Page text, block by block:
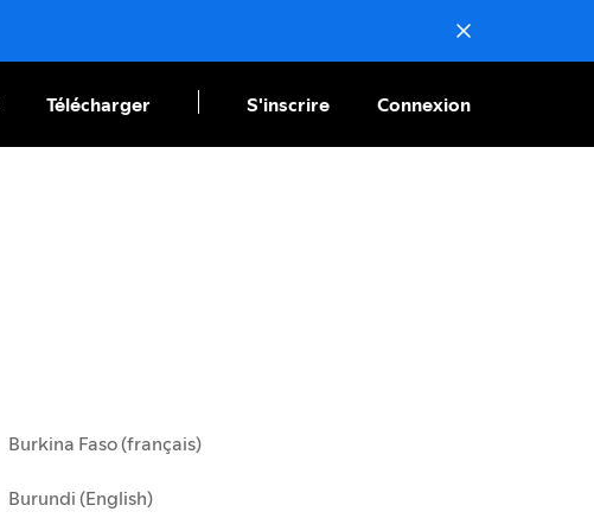
Télécharger S'inscrire Connexion
Burkina Faso (français)
Burundi (English)